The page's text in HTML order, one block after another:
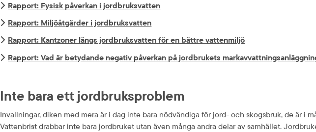
Rapport: Fysisk påverkan i jordbruksvatten
Rapport: Miljöåtgärder i jordbruksvatten
Rapport: Kantzoner längs jordbruksvatten för en bättre vattenmiljö
Rapport: Vad är betydande negativ påverkan på jordbrukets
Inte bara ett jordbruksproblem
Invallningar, diken med mera är i dag inte bara nödvändiga för jord- och skogsbruk, de är
Vattenbrist drabbar inte bara jordbruket utan även många andra delar av samhället.